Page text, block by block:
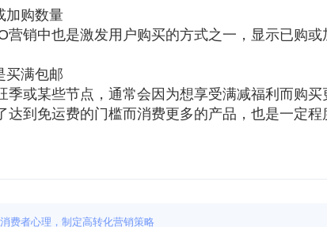
加购数量
营销中也是激发用户购买的方式之一，显示已购
买满包邮
季或某些节点，通常会因为想享受满减福利而购
达到免运费的门槛而消费更多的产品，也是一定程
消费者心理，制定高转化营销策略